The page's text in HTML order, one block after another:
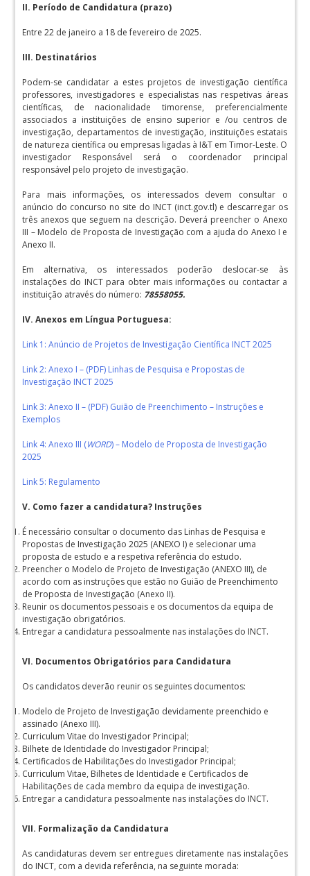
II. Período de Candidatura (prazo)
Entre 22 de janeiro a 18 de fevereiro de 2025.
III. Destinatários
Podem-se candidatar a estes projetos de investigação científica
professores, investigadores e especialistas nas respetivas áreas
científicas, de nacionalidade timorense, preferencialmente
associados a instituições de ensino superior e /ou centros de
investigação, departamentos de investigação, instituições estatais
de natureza científica ou empresas ligadas à I&T em Timor-Leste. O
investigador Responsável será o coordenador principal
responsável pelo projeto de investigação.
Para mais informações, os interessados devem consultar o
anúncio do concurso no site do INCT (inct.gov.tl) e descarregar os
três anexos que seguem na descrição. Deverá preencher o Anexo
III – Modelo de Proposta de Investigação com a ajuda do Anexo I e
Anexo II.
Em alternativa, os interessados poderão deslocar-se às
instalações do INCT para obter mais informações ou contactar a
instituição através do número: 78558055.
IV. Anexos em Língua Portuguesa:
Link 1: Anúncio de Projetos de Investigação Científica INCT 2025
Link 2: Anexo I – (PDF) Linhas de Pesquisa e Propostas de
Investigação INCT 2025
Link 3: Anexo II – (PDF) Guião de Preenchimento – Instruções e
Exemplos
Link 4: Anexo III (WORD) – Modelo de Proposta de Investigação
2025
Link 5: Regulamento
V. Como fazer a candidatura? Instruções
É necessário consultar o documento das Linhas de Pesquisa e
Propostas de Investigação 2025 (ANEXO I) e selecionar uma
proposta de estudo e a respetiva referência do estudo.
Preencher o Modelo de Projeto de Investigação (ANEXO III), de
acordo com as instruções que estão no Guião de Preenchimento
de Proposta de Investigação (Anexo II).
Reunir os documentos pessoais e os documentos da equipa de
investigação obrigatórios.
Entregar a candidatura pessoalmente nas instalações do INCT.
VI. Documentos Obrigatórios para Candidatura
Os candidatos deverão reunir os seguintes documentos:
Modelo de Projeto de Investigação devidamente preenchido e
assinado (Anexo III).
Curriculum Vitae do Investigador Principal;
Bilhete de Identidade do Investigador Principal;
Certificados de Habilitações do Investigador Principal;
Curriculum Vitae, Bilhetes de Identidade e Certificados de
Habilitações de cada membro da equipa de investigação.
Entregar a candidatura pessoalmente nas instalações do INCT.
VII. Formalização da Candidatura
As candidaturas devem ser entregues diretamente nas instalações
do INCT, com a devida referência, na seguinte morada: